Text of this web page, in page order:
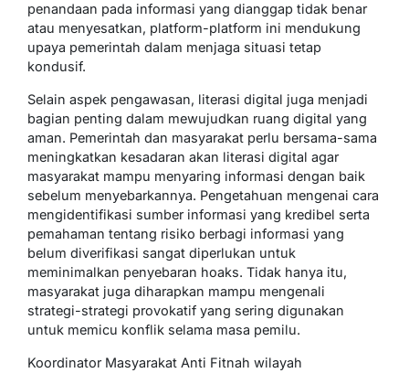
penandaan pada informasi yang dianggap tidak benar
atau menyesatkan, platform-platform ini mendukung
upaya pemerintah dalam menjaga situasi tetap
kondusif.
Selain aspek pengawasan, literasi digital juga menjadi
bagian penting dalam mewujudkan ruang digital yang
aman. Pemerintah dan masyarakat perlu bersama-sama
meningkatkan kesadaran akan literasi digital agar
masyarakat mampu menyaring informasi dengan baik
sebelum menyebarkannya. Pengetahuan mengenai cara
mengidentifikasi sumber informasi yang kredibel serta
pemahaman tentang risiko berbagi informasi yang
belum diverifikasi sangat diperlukan untuk
meminimalkan penyebaran hoaks. Tidak hanya itu,
masyarakat juga diharapkan mampu mengenali
strategi-strategi provokatif yang sering digunakan
untuk memicu konflik selama masa pemilu.
Koordinator Masyarakat Anti Fitnah wilayah